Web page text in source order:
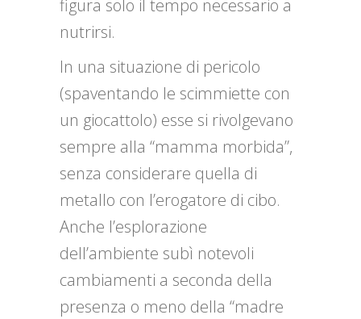
figura solo il tempo necessario a
nutrirsi.
In una situazione di pericolo
(spaventando le scimmiette con
un giocattolo) esse si rivolgevano
sempre alla “mamma morbida”,
senza considerare quella di
metallo con l’erogatore di cibo.
Anche l’esplorazione
dell’ambiente subì notevoli
cambiamenti a seconda della
presenza o meno della “madre